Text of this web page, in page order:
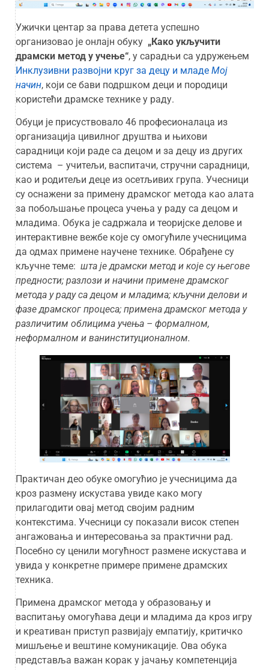
Ужички центар за права детета успешно
организовао је онлајн обуку „Како укључити
драмски метод у учење“, у сарадњи са удружењем
Инклузивни развојни круг за децу и младе Мој
начин, који се бави подршком деци и породици
користећи драмске технике у раду.
Обуци је присуствовало 46 професионалаца из
организација цивилног друштва и њихови
сарадници који раде са децом и за децу из других
система – учитељи, васпитачи, стручни сарадници,
као и родитељи деце из осетљивих група. Учесници
су оснажени за примену драмског метода као алата
за побољшање процеса учења у раду са децом и
младима. Обука је садржала и теоријске делове и
интерактивне вежбе које су омогућиле учесницима
да одмах примене научене технике. Обрађене су
кључне теме: шта је драмски метод и које су његове
предности; разлози и начини примене драмског
метода у раду са децом и младима; кључни делови и
фазе драмског процеса; примена драмског метода у
различитим облицима учења – формалном,
неформалном и ванинституционалном.
Практичан део обуке омогућио је учесницима да
кроз размену искустава увиде како могу
прилагодити овај метод својим радним
контекстима. Учесници су показали висок степен
ангажовања и интересовања за практични рад.
Посебно су ценили могућност размене искустава и
увида у конкретне примере примене драмских
техника.
Примена драмског метода у образовању и
васпитању омогућава деци и младима да кроз игру
и креативан приступ развијају емпатију, критичко
мишљење и вештине комуникације. Ова обука
представља важан корак у јачању компетенција